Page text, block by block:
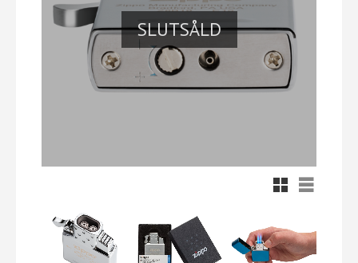
SLUTSÅLD
Rutnätsvy
Listvy